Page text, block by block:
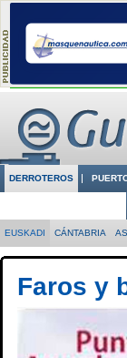
DERROTEROS
EUSKADI CÁNTABRIA
Faros y